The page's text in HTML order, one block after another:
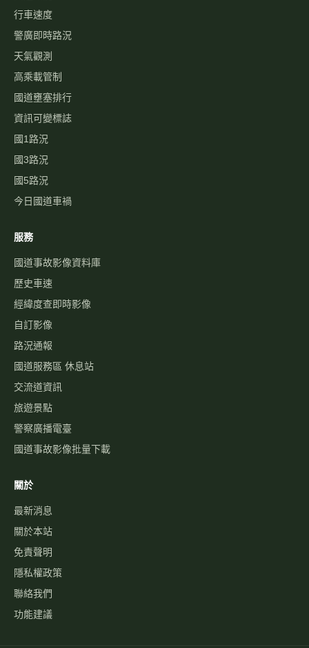
行車速度
警廣即時路況
天氣觀測
高乘載管制
國道壅塞排行
資訊可變標誌
國1路況
國3路況
國5路況
今日國道車禍
服務
國道事故影像資料庫
歷史車速
經緯度查即時影像
自訂影像
路況通報
國道服務區 休息站
交流道資訊
旅遊景點
警察廣播電臺
國道事故影像批量下載
關於
最新消息
關於本站
免責聲明
隱私權政策
聯絡我們
功能建議